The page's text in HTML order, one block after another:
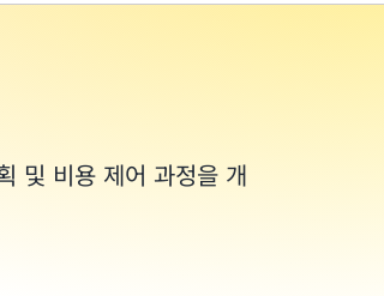
및 비용 제어 과정을 개